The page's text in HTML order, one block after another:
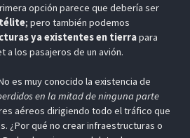
opción parece que debería ser
; pero también podemos
ya existentes en tierrapara
a los pasajeros de un avión.
es muy conocido la existencia de
en la mitad de ninguna parte
aéreos dirigiendo todo el tráfico que
¿Por qué no crear infraestructuras o